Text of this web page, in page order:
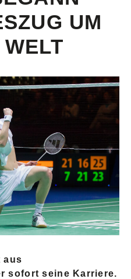
UM
aus
sofort seine Karriere.